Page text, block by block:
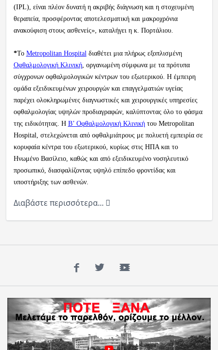
(IPL), είναι πλέον δυνατή η ακριβής διάγνωση και η στοχευμένη
θεραπεία, προσφέροντας αποτελεσματική και μακροχρόνια
ανακούφιση στους ασθενείς», καταλήγει η κ. Πορτάλιου.
*Το Metropolitan Hospital διαθέτει μια πλήρως εξοπλισμένη
Οφθαλμολογική Κλινική, οργανωμένη σύμφωνα με τα πρότυπα
σύγχρονων οφθαλμολογικών κέντρων του εξωτερικού. Η έμπειρη
ομάδα εξειδικευμένων χειρουργών και επαγγελματιών υγείας
παρέχει ολοκληρωμένες διαγνωστικές και χειρουργικές υπηρεσίες
οφθαλμολογίας υψηλών προδιαγραφών, καλύπτοντας όλο το φάσμα
της ειδικότητας. Η Β’ Οφθαλμολογική Κλινικήτου Metropolitan
Hospital, στελεχώνεται από οφθαλμιάτρους με πολυετή εμπειρία σε
κορυφαία κέντρα του εξωτερικού, κυρίως στις ΗΠΑ και το
Ηνωμένο Βασίλειο, καθώς και από εξειδικευμένο νοσηλευτικό
προσωπικό, διασφαλίζοντας υψηλό επίπεδο φροντίδας και
υποστήριξης των ασθενών.
Διαβάστε περισσότερα...
Facebook
TwitterYouTube